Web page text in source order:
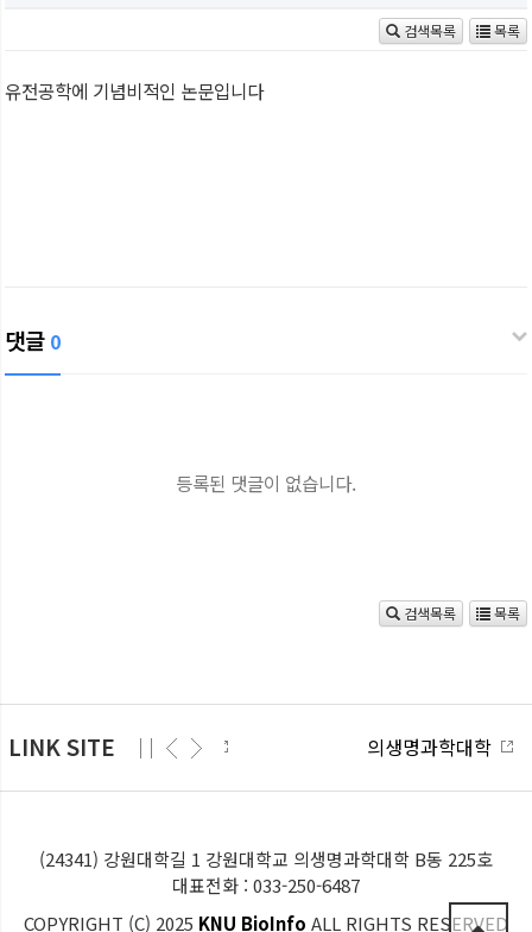
검색목록 목록
유전공학에 기념비적인 논문입니다
댓글 0
등록된 댓글이 없습니다.
검색목록 목록
LINK SITE
산학협력단 의생명과학대학
(24341) 강원대학길 1 강원대학교 의생명과학대학 B동 225호
대표전화 : 033-250-6487
COPYRIGHT (C) 2025 KNU BioInfo ALL RIGHTS RESERVED